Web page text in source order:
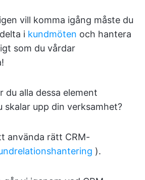
vill komma igång måste du
i kundmöten och hantera
som du vårdar
du alla dessa element
skalar upp din verksamhet?
använda rätt CRM-
).